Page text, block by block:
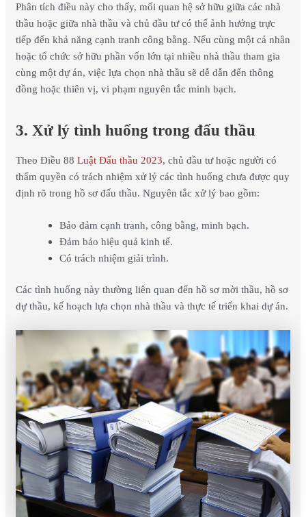
Phân tích điều này cho thấy, mối quan hệ sở hữu giữa các nhà
thầu hoặc giữa nhà thầu và chủ đầu tư có thể ảnh hưởng trực
tiếp đến khả năng cạnh tranh công bằng. Nếu cùng một cá nhân
hoặc tổ chức sở hữu phần vốn lớn tại nhiều nhà thầu tham gia
cùng một dự án, việc lựa chọn nhà thầu sẽ dễ dẫn đến thông
đồng hoặc thiên vị, vi phạm nguyên tắc minh bạch.
3. Xử lý tình huống trong đấu thầu
Theo Điều 88 Luật Đấu thầu 2023, chủ đầu tư hoặc người có
thẩm quyền có trách nhiệm xử lý các tình huống chưa được quy
định rõ trong hồ sơ đấu thầu. Nguyên tắc xử lý bao gồm:
Bảo đảm cạnh tranh, công bằng, minh bạch.
Đảm bảo hiệu quả kinh tế.
Có trách nhiệm giải trình.
Các tình huống này thường liên quan đến hồ sơ mời thầu, hồ sơ
dự thầu, kế hoạch lựa chọn nhà thầu và thực tế triển khai dự án.